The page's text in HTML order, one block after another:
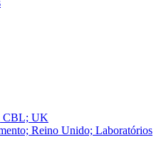
CBL; UK
Reino Unido; Laboratórios